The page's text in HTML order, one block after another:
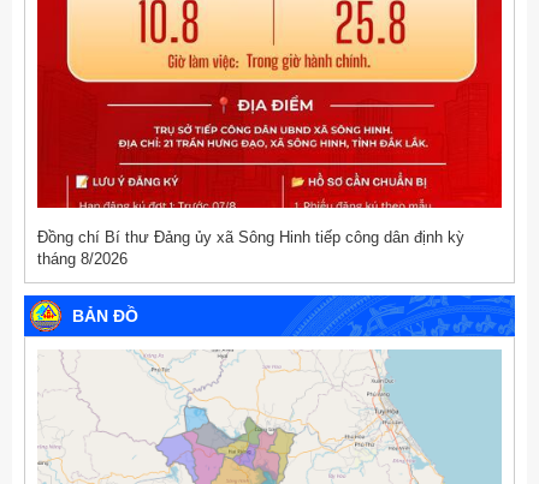
Đồng chí Bí thư Đảng ủy xã Sông Hinh tiếp công dân định kỳ
tháng 8/2026
BẢN ĐỒ